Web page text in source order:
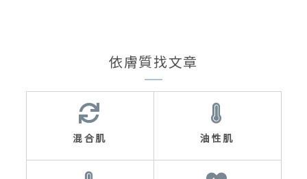
依膚質找文章
混合肌 油性肌